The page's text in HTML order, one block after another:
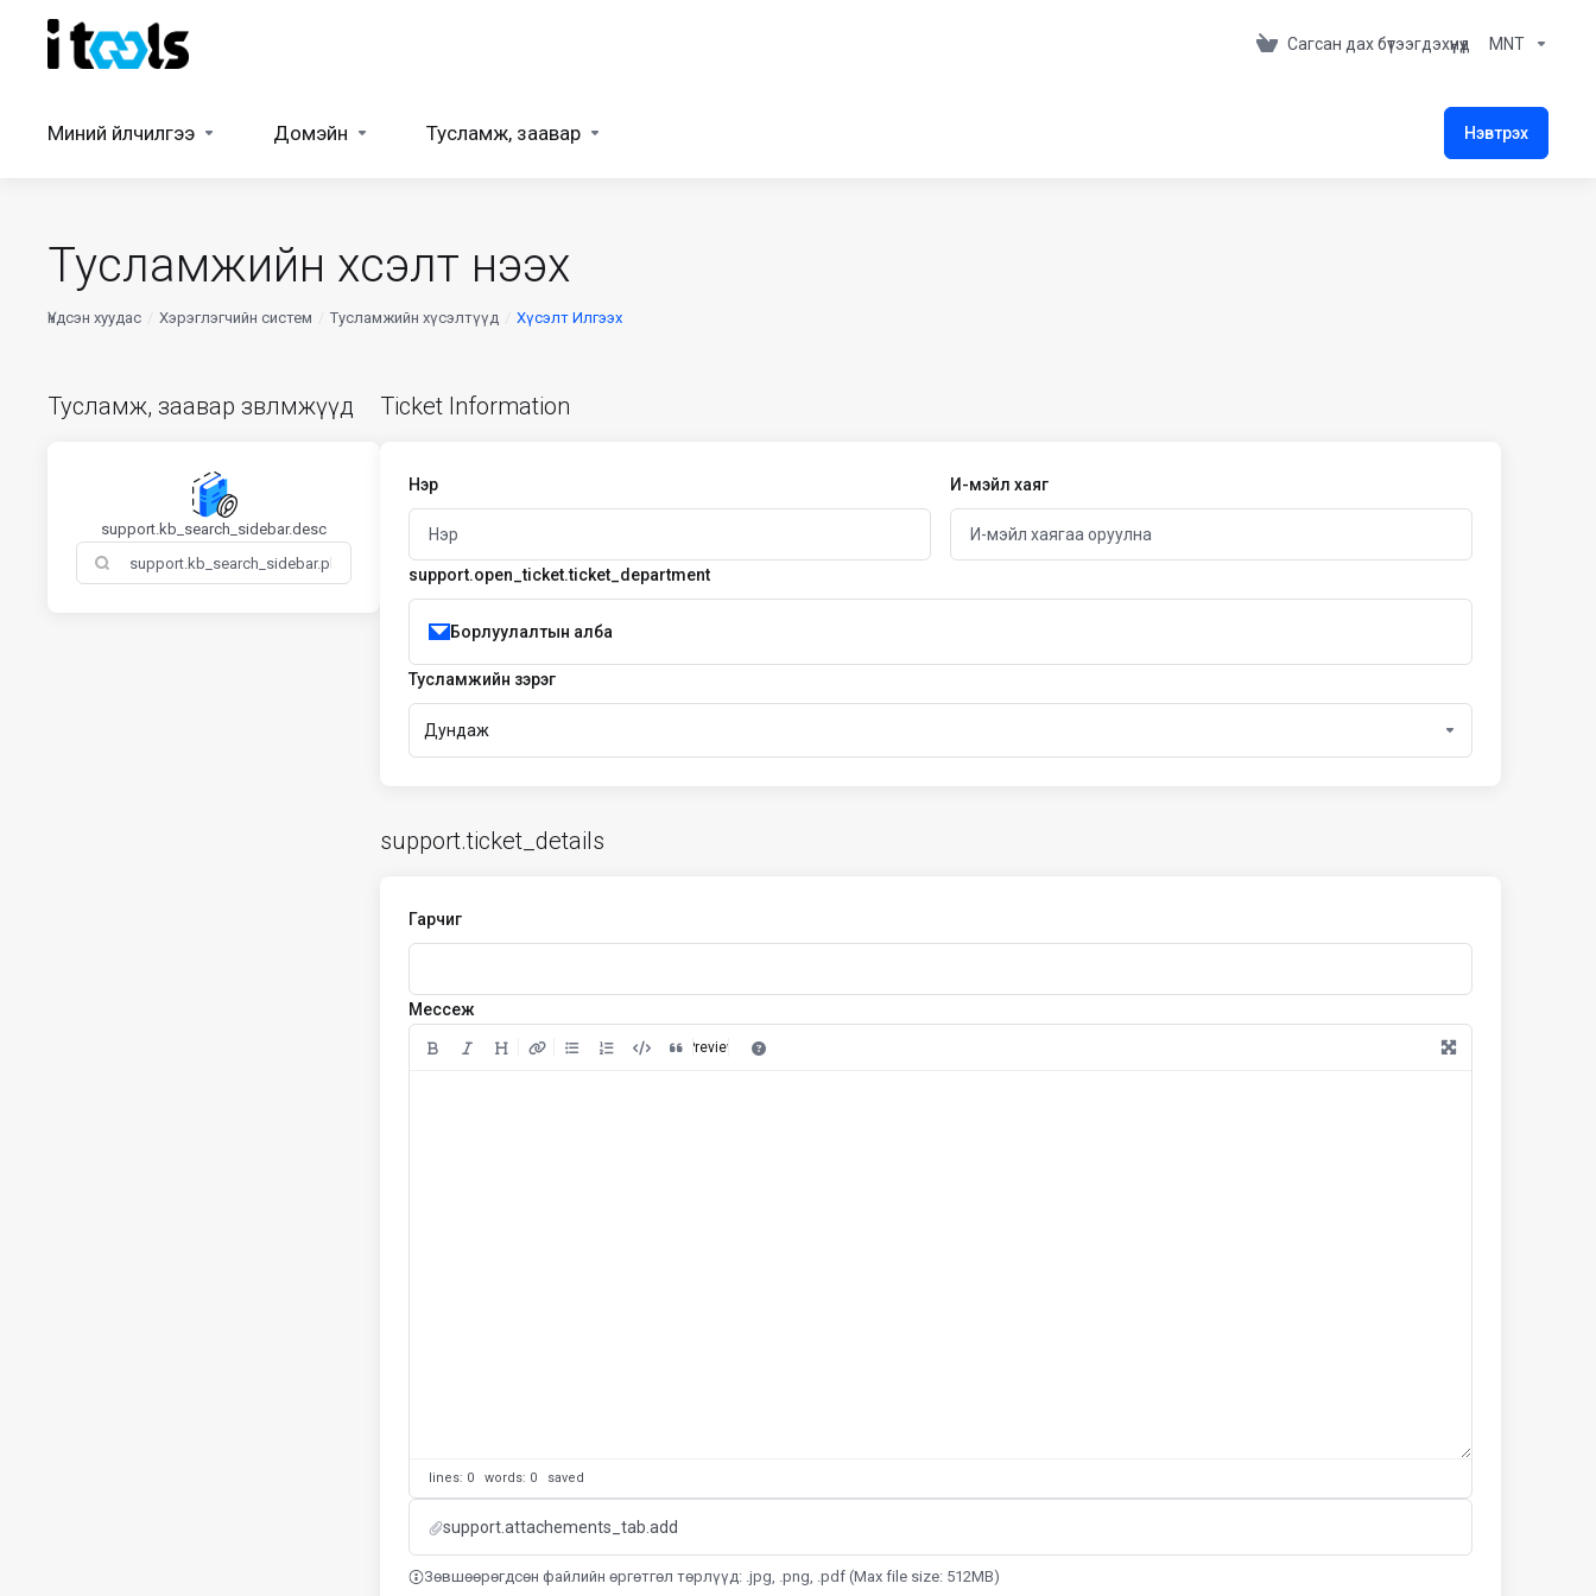
Сагсан дах бүтээгдэхүүнүүд MNT
Миний үйлчилгээ Домэйн Тусламж, заавар Нэвтрэх
Тусламжийн хүсэлт нээх
Үндсэн хуудас Хэрэглэгчийн систем Тусламжийн хүсэлтүүд Хүсэлт Илгээх
Тусламж, заавар зөвлөмжүүд
support.kb_search_sidebar.desc
Ticket Information
Нэр И-мэйл хаяг
support.open_ticket.ticket_department
Борлуулалтын алба
Тусламжийн зэрэг
Дундаж
support.ticket_details
Гарчиг
Мессеж
Preview
lines: 0 words: 0 saved
support.attachements_tab.add
Зөвшөөрөгдсөн файлийн өргөтгөл төрлүүд: .jpg, .png, .pdf (Max file size: 512MB)